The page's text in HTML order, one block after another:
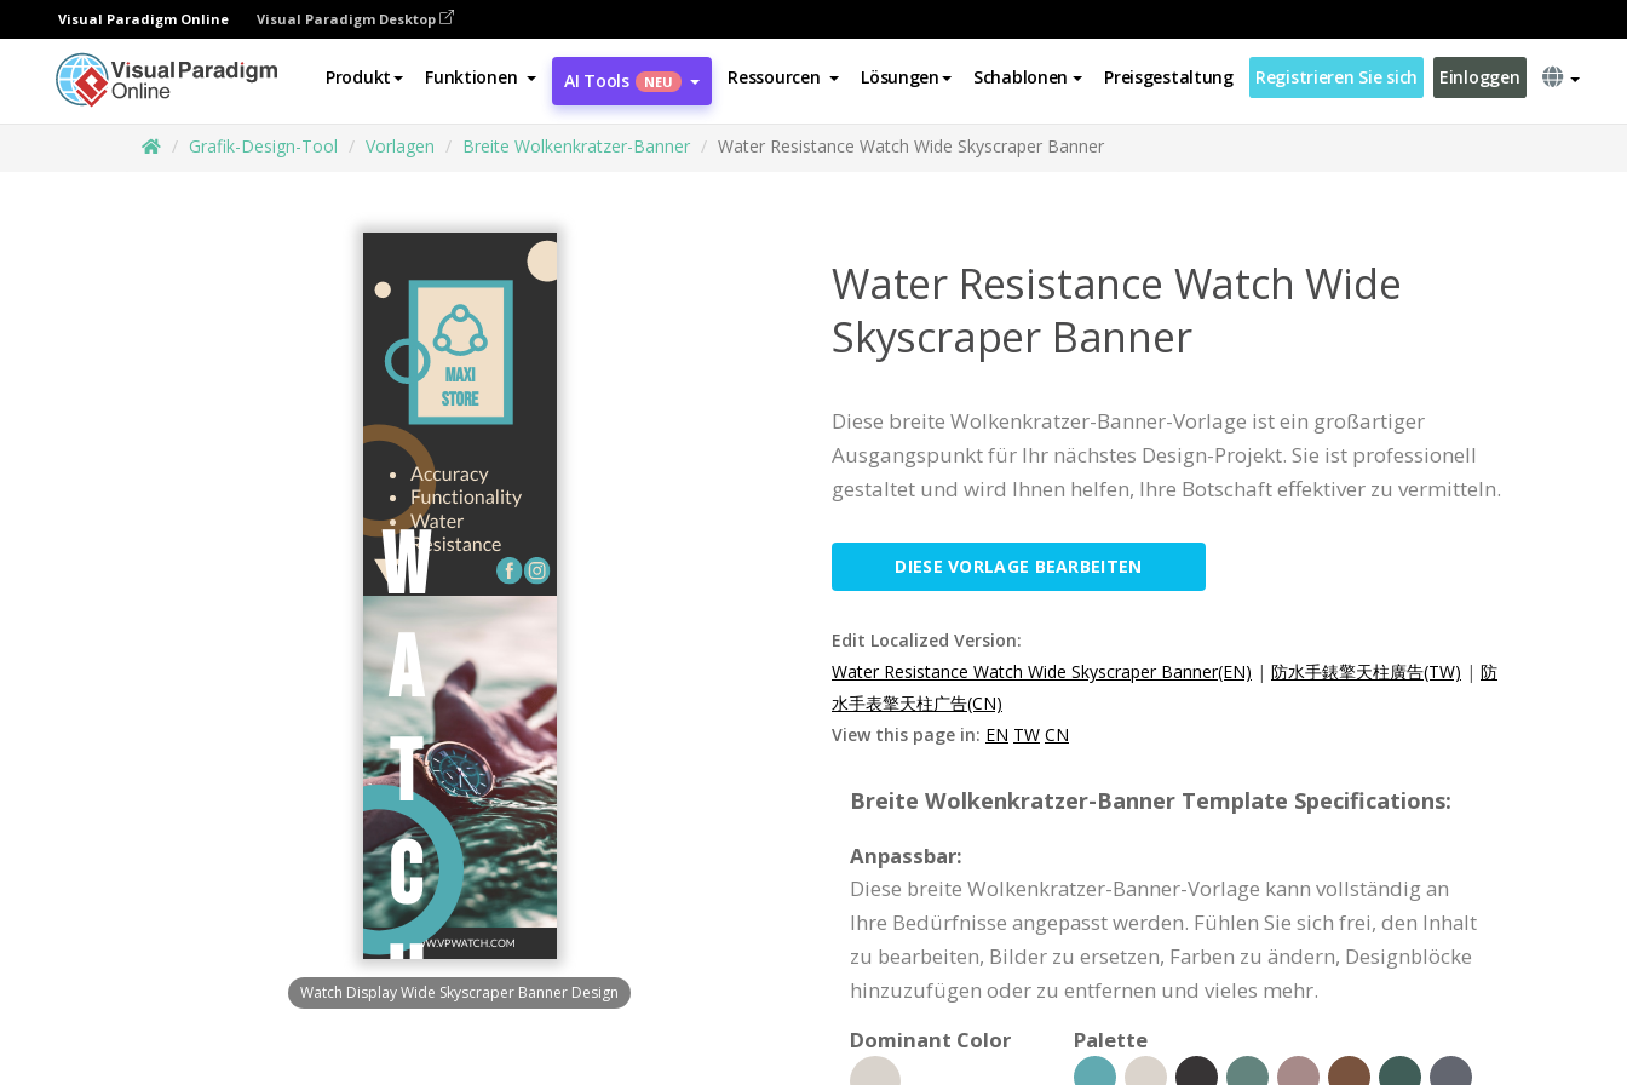
Visual Paradigm Online Visual Paradigm Desktop
Produkt Funktionen AI Tools NEU Ressourcen Lösungen Schablonen Preisgestaltung Registrieren Sie sich Einloggen
Grafik-Design-Tool Vorlagen Breite Wolkenkratzer-Banner Water Resistance Watch Wide Skyscraper Banner
Watch Display Wide Skyscraper Banner Design
Water Resistance Watch Wide
Skyscraper Banner
Diese breite Wolkenkratzer-Banner-Vorlage ist ein großartiger
Ausgangspunkt für Ihr nächstes Design-Projekt. Sie ist professionell
gestaltet und wird Ihnen helfen, Ihre Botschaft effektiver zu vermitteln.
DIESE VORLAGE BEARBEITEN
Edit Localized Version:
Water Resistance Watch Wide Skyscraper Banner(EN) | 防水手錶擎天柱廣告(TW) | 防
水手表擎天柱广告(CN)
View this page in: EN TW CN
Breite Wolkenkratzer-Banner Template Specifications:
Anpassbar:
Diese breite Wolkenkratzer-Banner-Vorlage kann vollständig an
Ihre Bedürfnisse angepasst werden. Fühlen Sie sich frei, den Inhalt
zu bearbeiten, Bilder zu ersetzen, Farben zu ändern, Designblöcke
hinzuzufügen oder zu entfernen und vieles mehr.
Dominant Color
Palette